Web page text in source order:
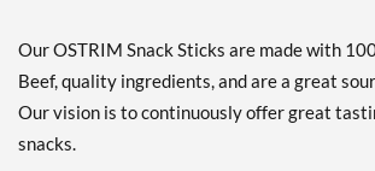
Our OSTRIM Snack Sticks are made with
Beef, quality ingredients, and are a great
Our vision is to continuously offer great
snacks.